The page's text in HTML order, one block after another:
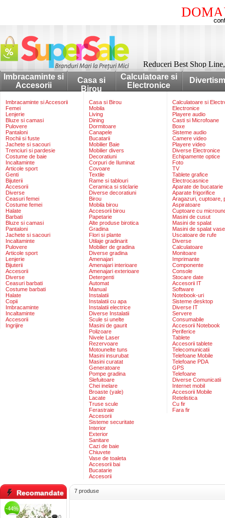
Reduceri Best Shop
Imbracaminte si
Accesorii
Casa si
Birou
Calculatoare si
Electronice
Imbracaminte si Accesorii
Femei
Lenjerie
Bluze si camasi
Pulovere
Pantaloni
Rochii si fuste
Jachete si sacouri
Trenciuri si pardesie
Costume de baie
Incaltaminte
Articole sport
Genti
Bijuterii
Accesorii
Diverse
Ceasuri femei
Costume femei
Halate
Barbati
Bluze si camasi
Pantaloni
Jachete si sacouri
Incaltaminte
Pulovere
Articole sport
Lenjerie
Bijuterii
Accesorii
Diverse
Ceasuri barbati
Costume barbati
Halate
Copii
Imbracaminte
Incaltaminte
Accesorii
Ingrijire
Casa si Birou
Mobila
Living
Dining
Dormitoare
Canapele
Bucatarii
Mobilier Baie
Mobilier divers
Decoratiuni
Corpuri de Iluminat
Covoare
Textile
Rame si tablouri
Ceramica si sticlarie
Diverse decoratiuni
Birou
Mobila birou
Accesorii birou
Papetarie
Alte produse birotica
Gradina
Flori si plante
Utilaje gradinarit
Mobilier de gradina
Diverse gradina
Amenajari
Amenajari interioare
Amenajari exterioare
Detergenti
Automat
Manual
Instalatii
Instalatii cu apa
Instalatii electrice
Diverse Instalatii
Scule si unelte
Masini de gaurit
Polizoare
Nivele Laser
Rezervoare
Motounelte tuns
Masini insurubat
Masini curatat
Generatoare
Pompe gradina
Slefuitoare
Chei inelare
Broaste (yale)
Lacate
Truse scule
Ferastraie
Accesorii
Sisteme securitate
Interior
Exterior
Sanitare
Cazi de baie
Chiuvete
Vase de toaleta
Accesorii bai
Bucatarie
Accesorii
Calculatoare si
Electronice
Playere audio
Casti si Microfoane
Boxe
Sisteme audio
Camere video
Playere video
Diverse Electronice
Echipamente optice
Foto
TV
Tablete grafice
Electrocasnice
Aparate de bucatarie
Aparate frigorifice
Aragazuri, cuptoare,
Aspiratoare
Cuptoare cu
Masini de cusut
Masini de spalat
Masini de spalat vase
Uscatoare de rufe
Diverse
Calculatoare
Monitoare
Imprimante
Componente
Console
Stocare date
Accesorii IT
Software
Notebook-uri
Sisteme desktop
Diverse IT
Servere
Consumabile
Accesorii Notebook
Periferice
Tablete
Accesorii tablete
Telecomunicatii
Telefoane Mobile
Telefoane PDA
GPS
Telefoane
Diverse Comunicatii
Internet mobil
Accesorii Mobile
Retelistica
Cu fir
Fara fir
7 produse
Recomandate
-44%